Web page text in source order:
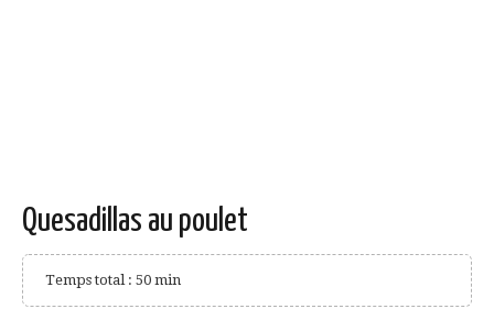
Quesadillas au poulet
Temps total : 50 min